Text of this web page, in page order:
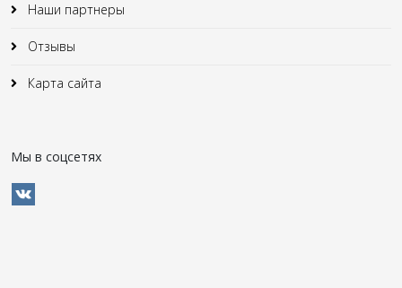
Наши партнеры
Отзывы
Карта сайта
Мы в соцсетях